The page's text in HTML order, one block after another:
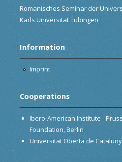
Romanisches Seminar der
Karls Universität Tübingen
Information
Imprint
Cooperations
Ibero-American Institute -
Foundation, Berlin
Universitat Oberta de